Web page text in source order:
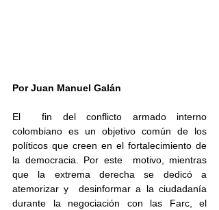
Por Juan Manuel Galán
El  fin del conflicto armado interno
colombiano es un objetivo común de los
políticos que creen en el fortalecimiento de
la democracia. Por este  motivo, mientras
que la extrema derecha se dedicó a
atemorizar y  desinformar a la ciudadanía
durante la negociación con las Farc, el